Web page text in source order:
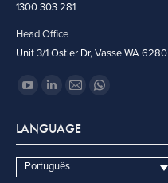
1300 303 281
Head Office
Unit 3/1 Ostler Dr, Vasse WA 6280
Encontre-nos em:
opens
in
new
opens
in
new
opens
in
new
in
new
LANGUAGE
Português